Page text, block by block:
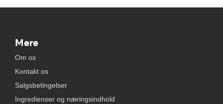
Mere
Om os
Kontakt os
Salgsbetingelser
Ingredienser og næringsindhold